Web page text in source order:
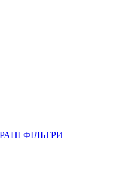
ФІЛЬТРИ